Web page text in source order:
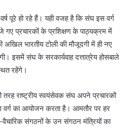
पूरे हो रहे हैं। यही वजह है कि संघ इस वर्ग
प्रचारकों के प्रशिक्षण के पाठ्यक्रम में
भारतीय टोली की मौजूदगी में ही नए
इसमें संघ के सरकार्यवाह दत्तात्रेय होसबाले
रहेंगे।
तरह राष्ट्रीय स्वयंसेवक संघ अपने प्रचारकों
का आयोजन करता है। आमतौर पर हर
संगठनों के उन संगठन मंत्रियों का